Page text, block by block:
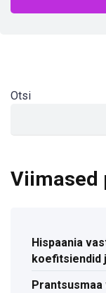
Otsi
Viimased
Hispaania
koefitsiendid